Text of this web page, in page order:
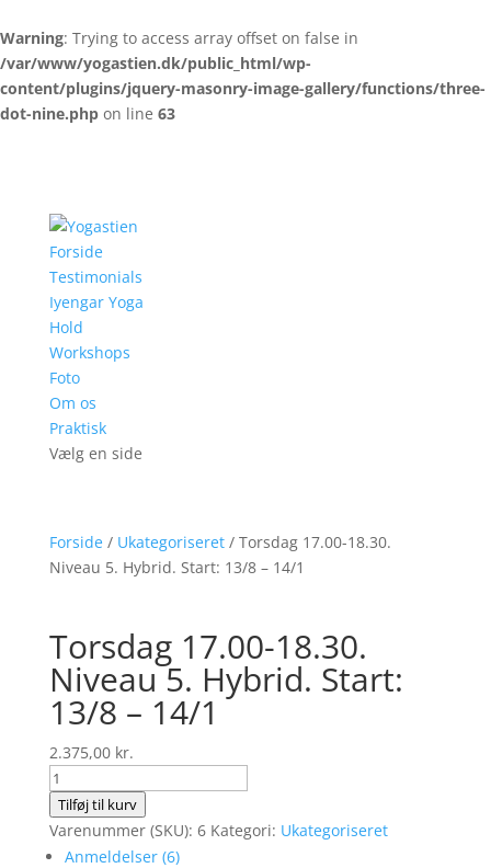
Warning: Trying to access array offset on false in
/var/www/yogastien.dk/public_html/wp-
content/plugins/jquery-masonry-image-gallery/functions/three-
dot-nine.php on line 63
Forside
Testimonials
Iyengar Yoga
Hold
Workshops
Foto
Om os
Praktisk
Vælg en side
Forside/ Ukategoriseret/ Torsdag 17.00-18.30.
Niveau 5. Hybrid. Start: 13/8 – 14/1
Torsdag 17.00-18.30.
Niveau 5. Hybrid. Start:
13/8 – 14/1
2.375,00 kr.
Torsdag
17.00-
18.30.
Niveau
Tilføj til kurv
Varenummer (SKU): 6 Kategori: Ukategoriseret
Anmeldelser (6)